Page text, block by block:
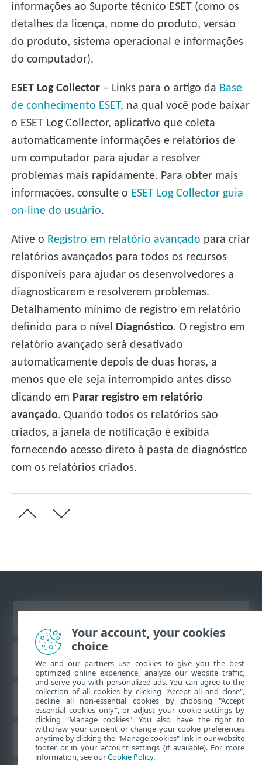
informações ao Suporte técnico ESET (como os
detalhes da licença, nome do produto, versão
do produto, sistema operacional e informações
do computador).
ESET Log Collector – Links para o artigo da Base
de conhecimento ESET, na qual você pode baixar
o ESET Log Collector, aplicativo que coleta
automaticamente informações e relatórios de
um computador para ajudar a resolver
problemas mais rapidamente. Para obter mais
informações, consulte o ESET Log Collector guia
on-line do usuário.
Ative o Registro em relatório avançado para criar
relatórios avançados para todos os recursos
disponíveis para ajudar os desenvolvedores a
diagnosticarem e resolverem problemas.
Detalhamento mínimo de registro em relatório
definido para o nível
Diagnóstico. O registro em
relatório avançado será desativado
automaticamente depois de duas horas, a
menos que ele seja interrompido antes disso
clicando em Parar registro em relatório
avançado. Quando todos os relatórios são
criados, a janela de notificação é exibida
fornecendo acesso direto à pasta de diagnóstico
com os relatórios criados.
Base de conhecimento da ESET
Fórum ESET
Suporte regional
Your account, your cookies
choice
We and our partners use cookies to give you the best
optimized online experience, analyze our website traffic,
and serve you with personalized ads. You can agree to the
collection of all cookies by clicking "Accept all and close",
decline all non-essential cookies by choosing "Accept
essential cookies only", or adjust your cookie settings by
clicking "Manage cookies". You also have the right to
withdraw your consent or change your cookie preferences
anytime by clicking the "Manage cookies" link in our website
footer or in your account settings (if available). For more
information, see ourCookie Policy.